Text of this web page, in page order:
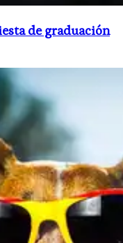
de graduación